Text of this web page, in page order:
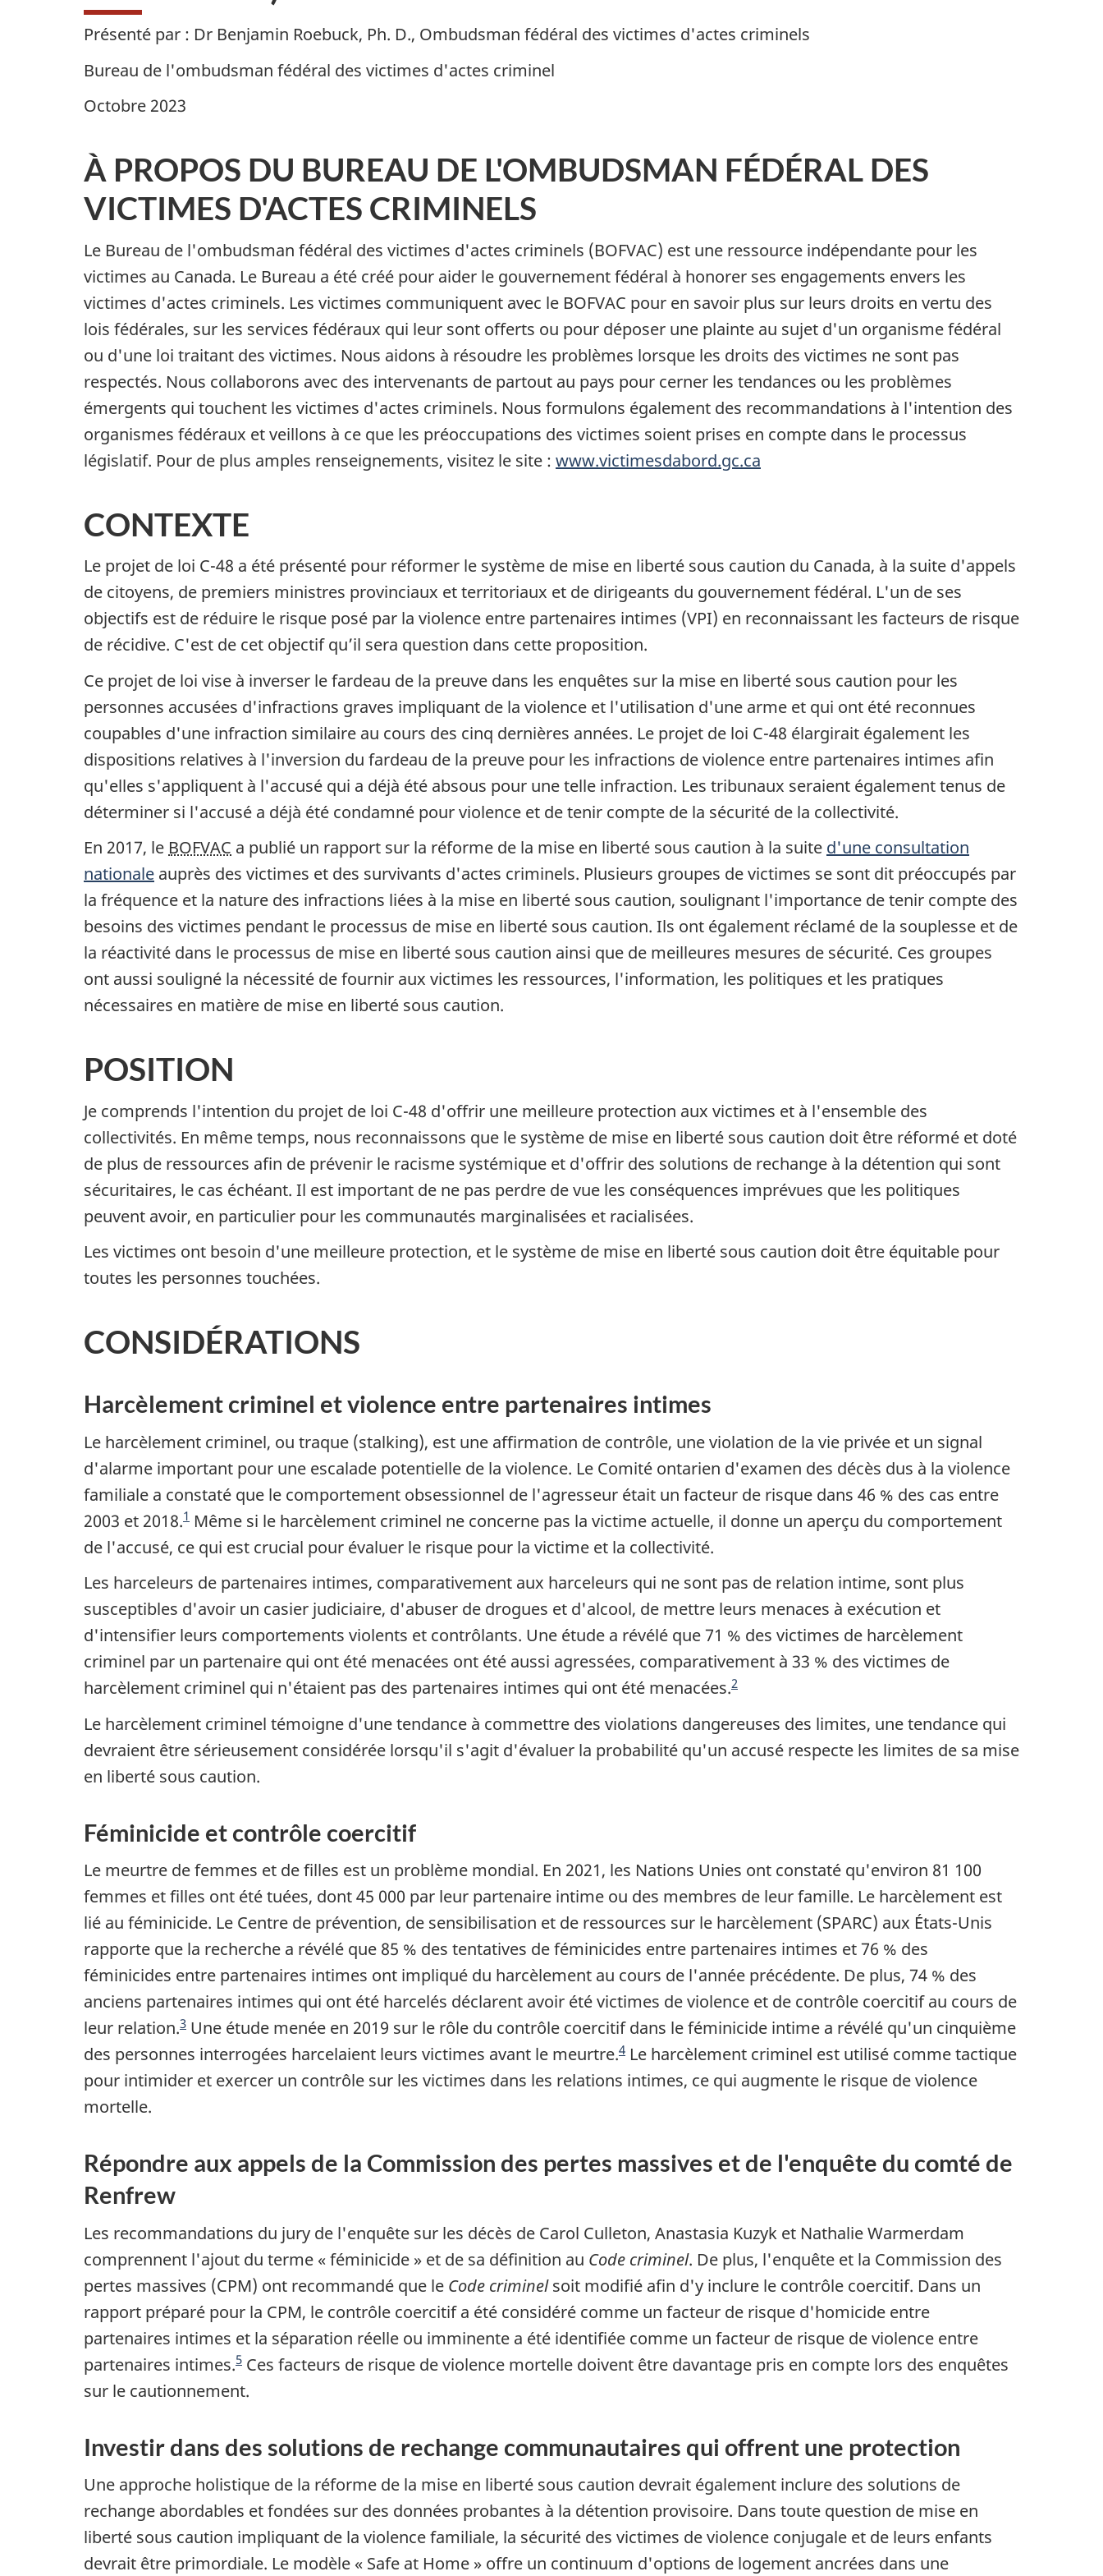
Présenté par : Dr Benjamin Roebuck, Ph. D., Ombudsman fédéral des victimes d'actes criminels
Bureau de l'ombudsman fédéral des victimes d'actes criminel
Octobre 2023
À PROPOS DU BUREAU DE L'OMBUDSMAN FÉDÉRAL DES
VICTIMES D'ACTES CRIMINELS
Le Bureau de l'ombudsman fédéral des victimes d'actes criminels (BOFVAC) est une ressource indépendante pour les
victimes au Canada. Le Bureau a été créé pour aider le gouvernement fédéral à honorer ses engagements envers les
victimes d'actes criminels. Les victimes communiquent avec le BOFVAC pour en savoir plus sur leurs droits en vertu des
lois fédérales, sur les services fédéraux qui leur sont offerts ou pour déposer une plainte au sujet d'un organisme fédéral
ou d'une loi traitant des victimes. Nous aidons à résoudre les problèmes lorsque les droits des victimes ne sont pas
respectés. Nous collaborons avec des intervenants de partout au pays pour cerner les tendances ou les problèmes
émergents qui touchent les victimes d'actes criminels. Nous formulons également des recommandations à l'intention des
organismes fédéraux et veillons à ce que les préoccupations des victimes soient prises en compte dans le processus
législatif. Pour de plus amples renseignements, visitez le site : www.victimesdabord.gc.ca
CONTEXTE
Le projet de loi C-48 a été présenté pour réformer le système de mise en liberté sous caution du Canada, à la suite d'appels
de citoyens, de premiers ministres provinciaux et territoriaux et de dirigeants du gouvernement fédéral. L'un de ses
objectifs est de réduire le risque posé par la violence entre partenaires intimes (VPI) en reconnaissant les facteurs de risque
de récidive. C'est de cet objectif qu’il sera question dans cette proposition.
Ce projet de loi vise à inverser le fardeau de la preuve dans les enquêtes sur la mise en liberté sous caution pour les
personnes accusées d'infractions graves impliquant de la violence et l'utilisation d'une arme et qui ont été reconnues
coupables d'une infraction similaire au cours des cinq dernières années. Le projet de loi C-48 élargirait également les
dispositions relatives à l'inversion du fardeau de la preuve pour les infractions de violence entre partenaires intimes afin
qu'elles s'appliquent à l'accusé qui a déjà été absous pour une telle infraction. Les tribunaux seraient également tenus de
déterminer si l'accusé a déjà été condamné pour violence et de tenir compte de la sécurité de la collectivité.
En 2017, le BOFVAC a publié un rapport sur la réforme de la mise en liberté sous caution à la suite d'une consultation
nationale auprès des victimes et des survivants d'actes criminels. Plusieurs groupes de victimes se sont dit préoccupés par
la fréquence et la nature des infractions liées à la mise en liberté sous caution, soulignant l'importance de tenir compte des
besoins des victimes pendant le processus de mise en liberté sous caution. Ils ont également réclamé de la souplesse et de
la réactivité dans le processus de mise en liberté sous caution ainsi que de meilleures mesures de sécurité. Ces groupes
ont aussi souligné la nécessité de fournir aux victimes les ressources, l'information, les politiques et les pratiques
nécessaires en matière de mise en liberté sous caution.
POSITION
Je comprends l'intention du projet de loi C-48 d'offrir une meilleure protection aux victimes et à l'ensemble des
collectivités. En même temps, nous reconnaissons que le système de mise en liberté sous caution doit être réformé et doté
de plus de ressources afin de prévenir le racisme systémique et d'offrir des solutions de rechange à la détention qui sont
sécuritaires, le cas échéant. Il est important de ne pas perdre de vue les conséquences imprévues que les politiques
peuvent avoir, en particulier pour les communautés marginalisées et racialisées.
Les victimes ont besoin d'une meilleure protection, et le système de mise en liberté sous caution doit être équitable pour
toutes les personnes touchées.
CONSIDÉRATIONS
Harcèlement criminel et violence entre partenaires intimes
Le harcèlement criminel, ou traque (stalking), est une affirmation de contrôle, une violation de la vie privée et un signal
d'alarme important pour une escalade potentielle de la violence. Le Comité ontarien d'examen des décès dus à la violence
familiale a constaté que le comportement obsessionnel de l'agresseur était un facteur de risque dans 46 % des cas entre
2003 et 2018.1 Même si le harcèlement criminel ne concerne pas la victime actuelle, il donne un aperçu du comportement
de l'accusé, ce qui est crucial pour évaluer le risque pour la victime et la collectivité.
Les harceleurs de partenaires intimes, comparativement aux harceleurs qui ne sont pas de relation intime, sont plus
susceptibles d'avoir un casier judiciaire, d'abuser de drogues et d'alcool, de mettre leurs menaces à exécution et
d'intensifier leurs comportements violents et contrôlants. Une étude a révélé que 71 % des victimes de harcèlement
criminel par un partenaire qui ont été menacées ont été aussi agressées, comparativement à 33 % des victimes de
harcèlement criminel qui n'étaient pas des partenaires intimes qui ont été menacées.2
Le harcèlement criminel témoigne d'une tendance à commettre des violations dangereuses des limites, une tendance qui
devraient être sérieusement considérée lorsqu'il s'agit d'évaluer la probabilité qu'un accusé respecte les limites de sa mise
en liberté sous caution.
Féminicide et contrôle coercitif
Le meurtre de femmes et de filles est un problème mondial. En 2021, les Nations Unies ont constaté qu'environ 81 100
femmes et filles ont été tuées, dont 45 000 par leur partenaire intime ou des membres de leur famille. Le harcèlement est
lié au féminicide. Le Centre de prévention, de sensibilisation et de ressources sur le harcèlement (SPARC) aux États-Unis
rapporte que la recherche a révélé que 85 % des tentatives de féminicides entre partenaires intimes et 76 % des
féminicides entre partenaires intimes ont impliqué du harcèlement au cours de l'année précédente. De plus, 74 % des
anciens partenaires intimes qui ont été harcelés déclarent avoir été victimes de violence et de contrôle coercitif au cours de
leur relation.3 Une étude menée en 2019 sur le rôle du contrôle coercitif dans le féminicide intime a révélé qu'un cinquième
des personnes interrogées harcelaient leurs victimes avant le meurtre.4 Le harcèlement criminel est utilisé comme tactique
pour intimider et exercer un contrôle sur les victimes dans les relations intimes, ce qui augmente le risque de violence
mortelle.
Répondre aux appels de la Commission des pertes massives et de l'enquête du comté de
Renfrew
Les recommandations du jury de l'enquête sur les décès de Carol Culleton, Anastasia Kuzyk et Nathalie Warmerdam
comprennent l'ajout du terme « féminicide » et de sa définition au Code criminel. De plus, l'enquête et la Commission des
pertes massives (CPM) ont recommandé que le Code criminelsoit modifié afin d'y inclure le contrôle coercitif. Dans un
rapport préparé pour la CPM, le contrôle coercitif a été considéré comme un facteur de risque d'homicide entre
partenaires intimes et la séparation réelle ou imminente a été identifiée comme un facteur de risque de violence entre
partenaires intimes.5 Ces facteurs de risque de violence mortelle doivent être davantage pris en compte lors des enquêtes
sur le cautionnement.
Investir dans des solutions de rechange communautaires qui offrent une protection
Une approche holistique de la réforme de la mise en liberté sous caution devrait également inclure des solutions de
rechange abordables et fondées sur des données probantes à la détention provisoire. Dans toute question de mise en
liberté sous caution impliquant de la violence familiale, la sécurité des victimes de violence conjugale et de leurs enfants
devrait être primordiale. Le modèle « Safe at Home » offre un continuum d'options de logement ancrées dans une